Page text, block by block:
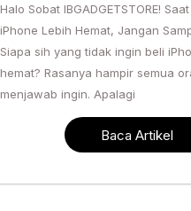
Halo Sobat IBGADGETSTORE!
iPhone Lebih Hemat, Jangan
Siapa sih yang tidak ingin beli
hemat? Rasanya hampir semua
menjawab ingin. Apalagi
Baca Artikel